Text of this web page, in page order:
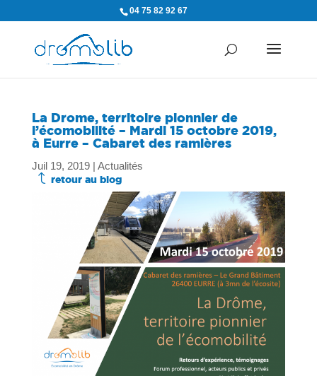
04 75 82 92 67
La Drome, territoire pionnier de
l’écomobilité – Mardi 15 octobre 2019,
à Eurre – Cabaret des ramières
Juil 19, 2019| Actualités
J retour au blog